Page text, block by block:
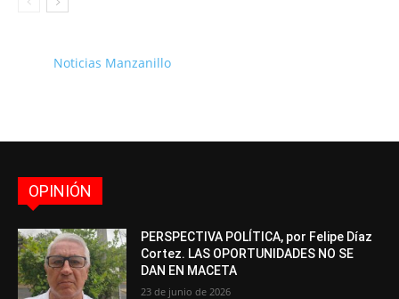
Noticias Manzanillo
OPINIÓN
PERSPECTIVA POLÍTICA, por Felipe Díaz
Cortez. LAS OPORTUNIDADES NO SE
DAN EN MACETA
23 de junio de 2026